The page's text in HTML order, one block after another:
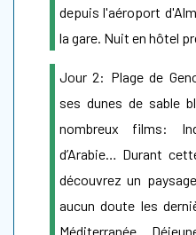
depuis l'aéroport
la gare. Nuit en hôtel
Jour 2: Plage de
ses dunes de sable
nombreux films:
d’Arabie… Durant
découvrez un
aucun doute les
Méditerranée.